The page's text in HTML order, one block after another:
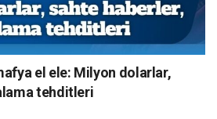
el ele: Milyon dolarlar,
tehditleri